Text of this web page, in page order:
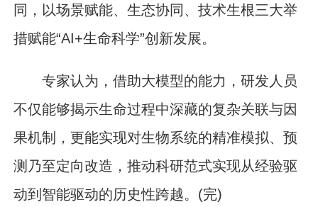
同，以场景赋能、生态协同、技术生根三大举
措赋能“AI+生命科学”创新发展。
专家认为，借助大模型的能力，研发人员
不仅能够揭示生命过程中深藏的复杂关联与因
果机制，更能实现对生物系统的精准模拟、预
测乃至定向改造，推动科研范式实现从经验驱
动到智能驱动的历史性跨越。(完)